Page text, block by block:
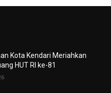
Kota Kendari Meriahkan
HUT RI ke-81